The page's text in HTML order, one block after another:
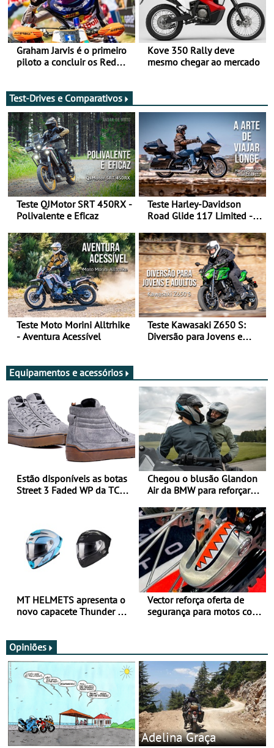
Graham Jarvis é o primeiro
piloto a concluir os Red
Kove 350 Rally deve
mesmo chegar ao mercado
Test-Drives e Comparativos
Teste QJMotor SRT 450RX -
Polivalente e Eficaz
Teste Harley-Davidson
Road Glide 117 Limited - A
Teste Moto Morini Alltrhike
- Aventura Acessível
Teste Kawasaki Z650 S:
Diversão para Jovens e
Equipamentos e acessórios
Estão disponíveis as botas
Street 3 Faded WP da TCX
Chegou o blusão Glandon
Air da BMW para reforçar
verão
MT HELMETS apresenta o
novo capacete Thunder 4 R
Vector reforça oferta de
segurança para motos com
Opiniões
Adelina Graça